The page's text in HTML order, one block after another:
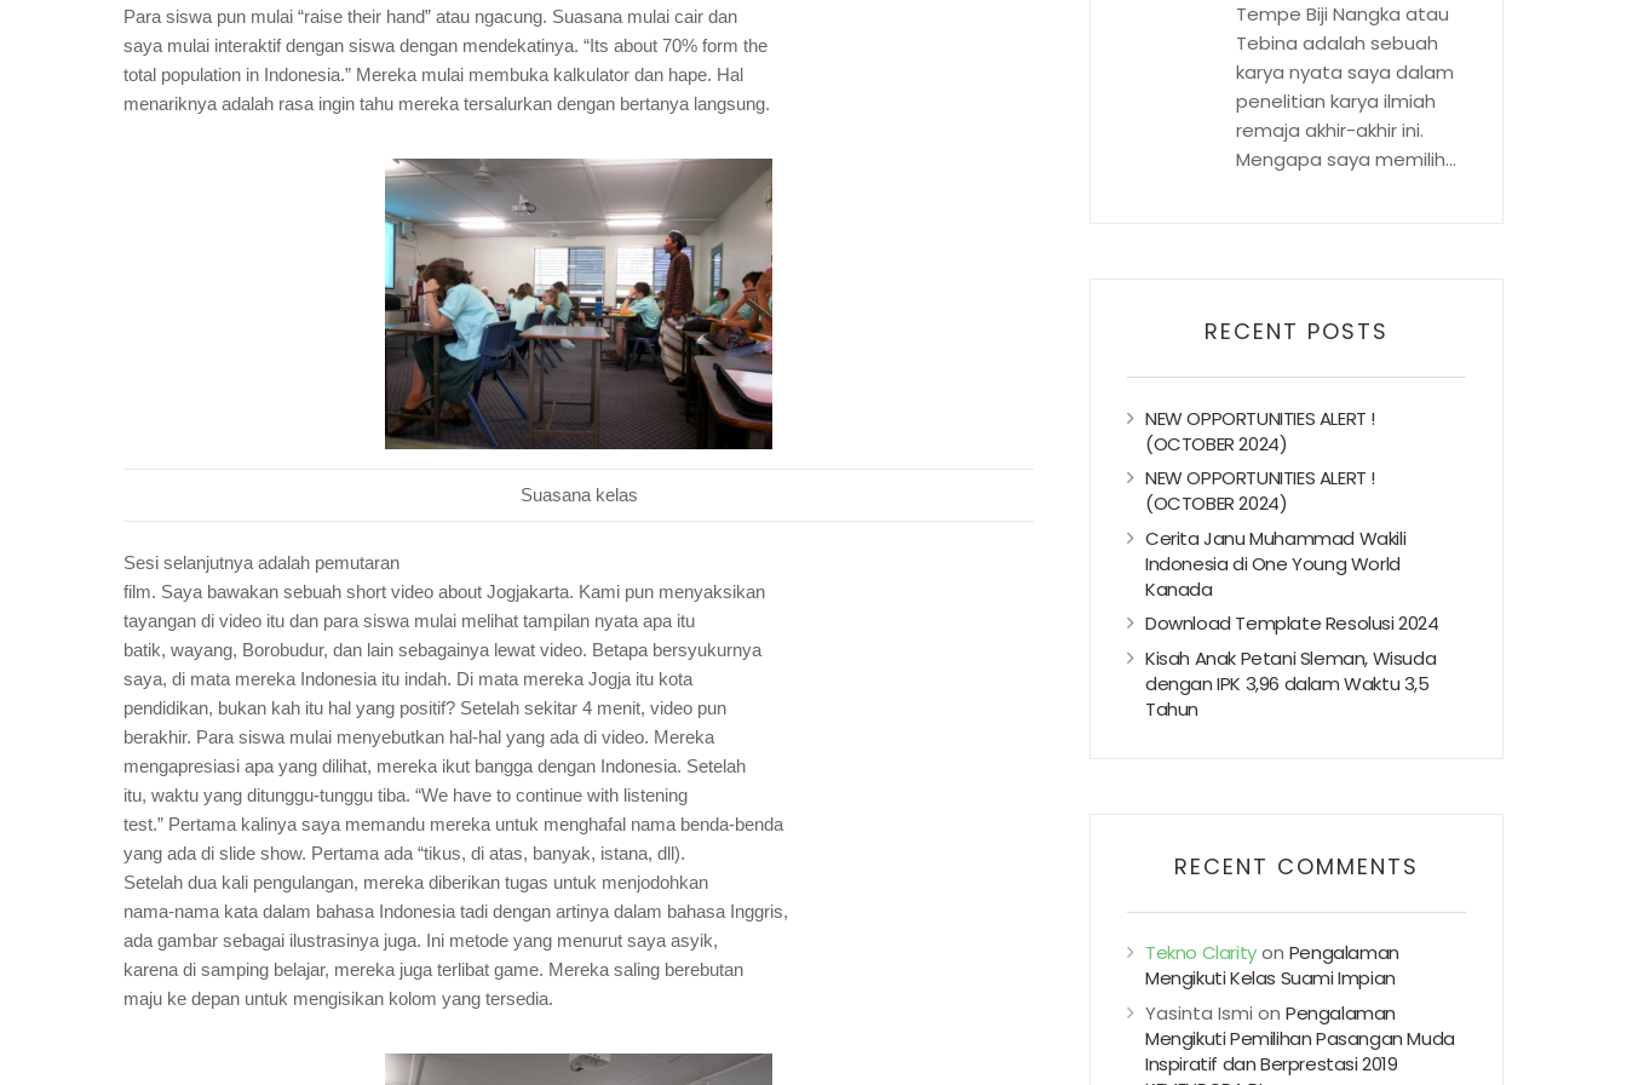
Para siswa pun mulai “raise their hand” atau ngacung. Suasana mulai cair dan
saya mulai interaktif dengan siswa dengan mendekatinya. “Its about 70% form the
total population in Indonesia.” Mereka mulai membuka kalkulator dan hape. Hal
menariknya adalah rasa ingin tahu mereka tersalurkan dengan bertanya langsung.
Suasana kelas
Sesi selanjutnya adalah pemutaran
film. Saya bawakan sebuah short video about Jogjakarta. Kami pun menyaksikan
tayangan di video itu dan para siswa mulai melihat tampilan nyata apa itu
batik, wayang, Borobudur, dan lain sebagainya lewat video. Betapa bersyukurnya
saya, di mata mereka Indonesia itu indah. Di mata mereka Jogja itu kota
pendidikan, bukan kah itu hal yang positif? Setelah sekitar 4 menit, video pun
berakhir. Para siswa mulai menyebutkan hal-hal yang ada di video. Mereka
mengapresiasi apa yang dilihat, mereka ikut bangga dengan Indonesia. Setelah
itu, waktu yang ditunggu-tunggu tiba. “We have to continue with listening
test.” Pertama kalinya saya memandu mereka untuk menghafal nama benda-benda
yang ada di slide show. Pertama ada “tikus, di atas, banyak, istana, dll).
Setelah dua kali pengulangan, mereka diberikan tugas untuk menjodohkan
nama-nama kata dalam bahasa Indonesia tadi dengan artinya dalam bahasa Inggris,
ada gambar sebagai ilustrasinya juga. Ini metode yang menurut saya asyik,
karena di samping belajar, mereka juga terlibat game. Mereka saling berebutan
maju ke depan untuk mengisikan kolom yang tersedia.
Tempe Biji Nangka atau
Tebina adalah sebuah
karya nyata saya dalam
penelitian karya ilmiah
remaja akhir-akhir ini.
Mengapa saya memilih...
RECENT POSTS
NEW OPPORTUNITIES ALERT !
(OCTOBER 2024)
NEW OPPORTUNITIES ALERT !
(OCTOBER 2024)
Cerita Janu Muhammad Wakili
Indonesia di One Young World
Kanada
Download Template Resolusi 2024
Kisah Anak Petani Sleman, Wisuda
dengan IPK 3,96 dalam Waktu 3,5
Tahun
RECENT COMMENTS
Tekno Clarityon Pengalaman
Mengikuti Kelas Suami Impian
Yasinta Ismi on Pengalaman
Mengikuti Pemilihan Pasangan Muda
Inspiratif dan Berprestasi 2019